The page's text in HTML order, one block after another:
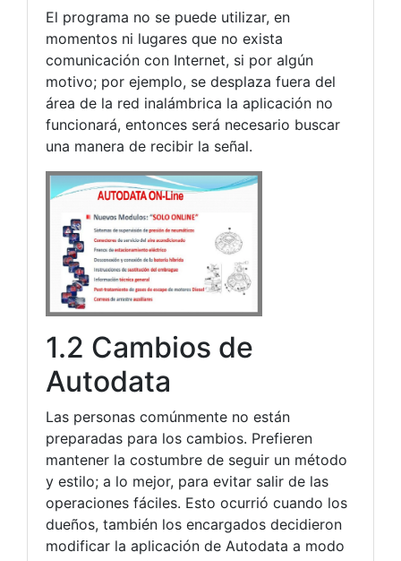
El programa no se puede utilizar, en
momentos ni lugares que no exista
comunicación con Internet, si por algún
motivo; por ejemplo, se desplaza fuera del
área de la red inalámbrica la aplicación no
funcionará, entonces será necesario buscar
una manera de recibir la señal.
1.2 Cambios de
Autodata
Las personas comúnmente no están
preparadas para los cambios. Prefieren
mantener la costumbre de seguir un método
y estilo; a lo mejor, para evitar salir de las
operaciones fáciles. Esto ocurrió cuando los
dueños, también los encargados decidieron
modificar la aplicación de Autodata a modo